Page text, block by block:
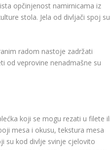
opčinjenost namirnicama iz
stola. Jela od divljači spoj su
radom nastoje zadržati
od veprovine nenadmašne su
koji se mogu rezati u filete
mesa i okusu, tekstura mesa
su kod divlje svinje cjelovito